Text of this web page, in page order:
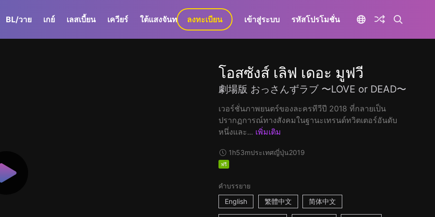
BL/วาย เกย์ เลสเบี้ยน เควียร์ ใต้แสงจันทร์ GaLa+
ลงทะเบียน เข้าสู่ระบบ รหัสโปรโมชั่น
โอสซังส์ เลิฟ เดอะ มูฟวี
劇場版 おっさんずラブ 〜LOVE or DEAD〜
เวอร์ชั่นภาพยนตร์ของละครทีวีปี 2018 ที่กลายเป็น
ปรากฏการณ์ทางสังคมในฐานะเทรนด์ทวิตเตอร์อันดับ
หนึ่งและ... เพิ่มเติม
1h53mประเทศญี่ปุ่น2019
ฟรี
คำบรรยาย
English
繁體中文 简体中文